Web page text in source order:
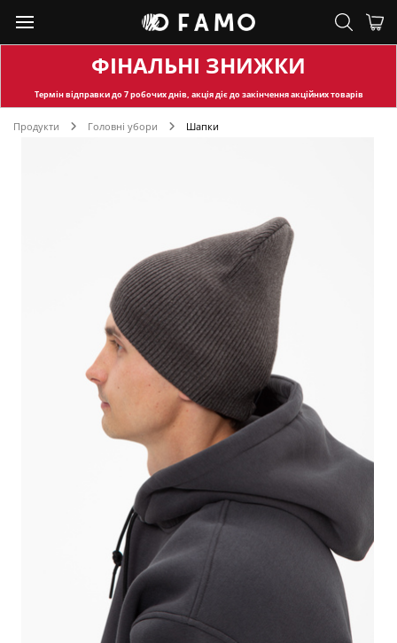
ФІНАЛЬНІ ЗНИЖКИ
Термін відправкидо 7 робочих днів, акція діє до закінчення акційних товарів
Продукти Головні убори Шапки